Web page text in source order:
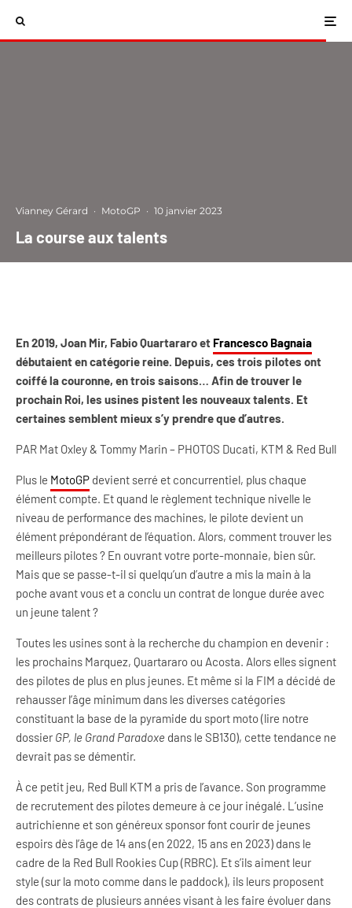
Vianney Gérard · MotoGP · 10 janvier 2023
La course aux talents
En 2019, Joan Mir, Fabio Quartararo et Francesco Bagnaia
débutaient en catégorie reine. Depuis, ces trois pilotes ont
coiffé la couronne, en trois saisons… Afin de trouver le
prochain Roi, les usines pistent les nouveaux talents. Et
certaines semblent mieux s’y prendre que d’autres.
PAR Mat Oxley & Tommy Marin – PHOTOS Ducati, KTM & Red Bull
Plus le MotoGP devient serré et concurrentiel, plus chaque
élément compte. Et quand le règlement technique nivelle le
niveau de performance des machines, le pilote devient un
élément prépondérant de l’équation. Alors, comment trouver les
meilleurs pilotes ? En ouvrant votre porte-monnaie, bien sûr.
Mais que se passe-t-il si quelqu’un d’autre a mis la main à la
poche avant vous et a conclu un contrat de longue durée avec
un jeune talent ?
Toutes les usines sont à la recherche du champion en devenir :
les prochains Marquez, Quartararo ou Acosta. Alors elles signent
des pilotes de plus en plus jeunes. Et même si la FIM a décidé de
rehausser l’âge minimum dans les diverses catégories
constituant la base de la pyramide du sport moto (lire notre
dossier GP, le Grand Paradoxe dans le SB130), cette tendance ne
devrait pas se démentir.
À ce petit jeu, Red Bull KTM a pris de l’avance. Son programme
de recrutement des pilotes demeure à ce jour inégalé. L’usine
autrichienne et son généreux sponsor font courir de jeunes
espoirs dès l’âge de 14 ans (en 2022, 15 ans en 2023) dans le
cadre de la Red Bull Rookies Cup (RBRC). Et s’ils aiment leur
style (sur la moto comme dans le paddock), ils leurs proposent
des contrats de plusieurs années visant à les faire évoluer dans